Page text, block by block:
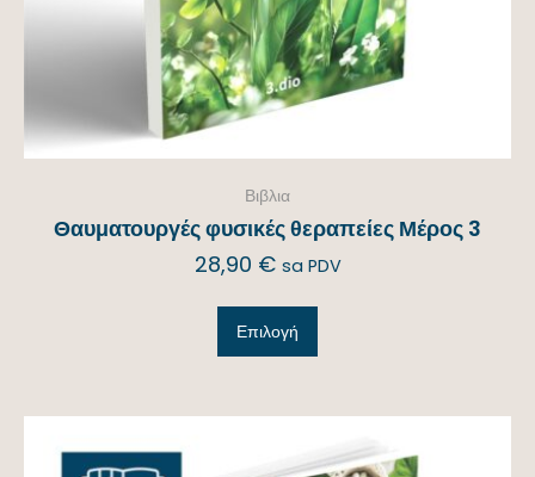
Βιβλια
Θαυματουργές φυσικές θεραπείες Μέρος 3
28,90 € sa PDV
Επιλογή